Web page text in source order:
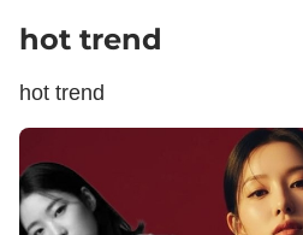
hot trend
hot trend